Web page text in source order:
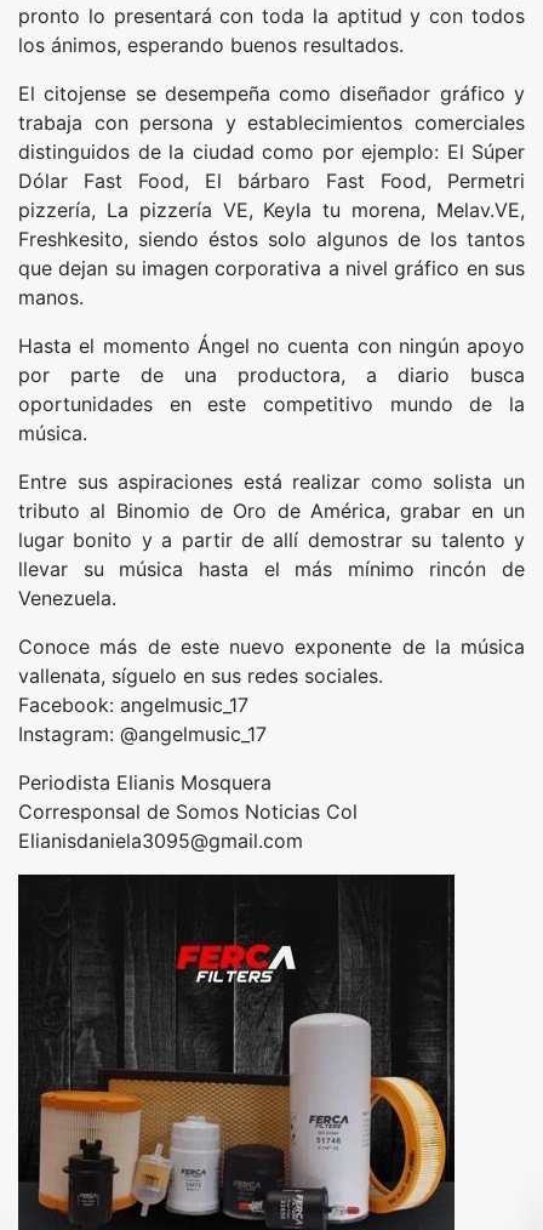
pronto lo presentará con toda la aptitud y con todos
los ánimos, esperando buenos resultados.
El citojense se desempeña como diseñador gráfico y
trabaja con persona y establecimientos comerciales
distinguidos de la ciudad como por ejemplo: El Súper
Dólar Fast Food, El bárbaro Fast Food, Permetri
pizzería, La pizzería VE, Keyla tu morena, Melav.VE,
Freshkesito, siendo éstos solo algunos de los tantos
que dejan su imagen corporativa a nivel gráfico en sus
manos.
Hasta el momento Ángel no cuenta con ningún apoyo
por parte de una productora, a diario busca
oportunidades en este competitivo mundo de la
música.
Entre sus aspiraciones está realizar como solista un
tributo al Binomio de Oro de América, grabar en un
lugar bonito y a partir de allí demostrar su talento y
llevar su música hasta el más mínimo rincón de
Venezuela.
Conoce más de este nuevo exponente de la música
vallenata, síguelo en sus redes sociales.
Facebook: angelmusic_17
Instagram: @angelmusic_17
Periodista Elianis Mosquera
Corresponsal de Somos Noticias Col
Elianisdaniela3095@gmail.com